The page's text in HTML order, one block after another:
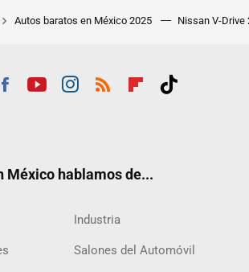
Autos baratos en México 2025 Nissan V-Drive
México hablamos de...
Industria
Salones del Automóvil